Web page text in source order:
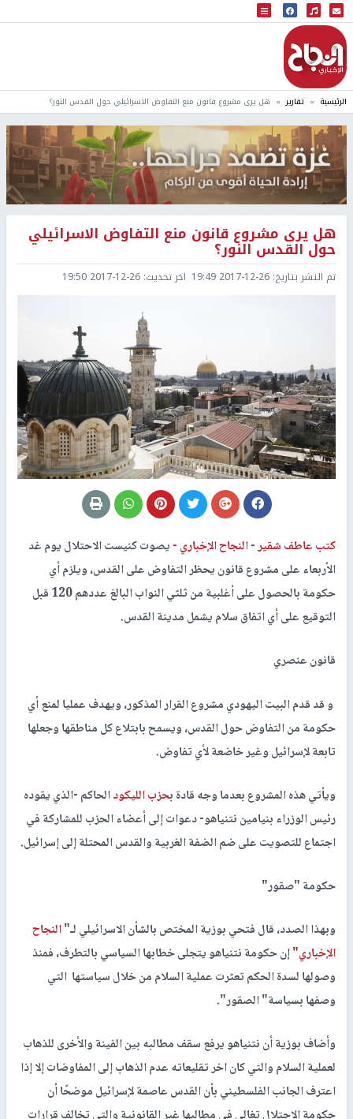
البث المباشر
إذاعة النجاح
الرئيسية تقارير هل يرى مشروع قانون منع التفاوض الاسرائيلي حول القدس النور؟
هل يرى مشروع قانون منع التفاوض الاسرائيلي
حول القدس النور؟
تم النشر بتاريخ: 2017-12-26 19:49 اخر تحديث: 2017-12-26 19:50
كتب عاطف شقير-النجاح الإخباري -يصوت كنيست الاحتلال يوم غد
الأربعاء على مشروع قانون يحظر التفاوض على القدس، ويلزم أي
حكومة بالحصول على أغلبية من ثلثي النواب البالغ عددهم 120 قبل
التوقيع على أي اتفاق سلام يشمل مدينة القدس.
قانون عنصري
و قد قدم البيت اليهودي مشروع القرار المذكور، ويهدف عمليا لمنع أي
حكومة من التفاوض حول القدس، ويسمح بابتلاع كل مناطقها وجعلها
تابعة لإسرائيل وغير خاضعة لأي تفاوض.
ويأتي هذه المشروع بعدما وجه قادة بحزب الليكودالحاكم -الذي يقوده
رئيس الوزراء بنيامين نتنياهو- دعوات إلى أعضاء الحزب للمشاركة في
اجتماع للتصويت على ضم الضفة الغربية والقدس المحتلة إلى إسرائيل.
حكومة "صقور"
وبهذا الصدد، قال فتحي بوزية المختص بالشأن الاسرائيلي لـ"النجاح
الإخباري"إن حكومة نتنياهو يتجلى خطابها السياسي بالتطرف، فمنذ
وصولها لسدة الحكم تعثرت عملية السلام من خلال سياستها التي
وصفها بسياسة" الصقور".
وأضاف بوزية أن نتنياهو يرفع سقف مطالبه بين الفينة والأخرى للذهاب
لعملية السلام والتي كان اخر تقليعاته عدم الذهاب إلى المفاوضات إلا إذا
اعترف الجانب الفلسطيني بأن القدس عاصمة لإسرائيل موضحًا أن